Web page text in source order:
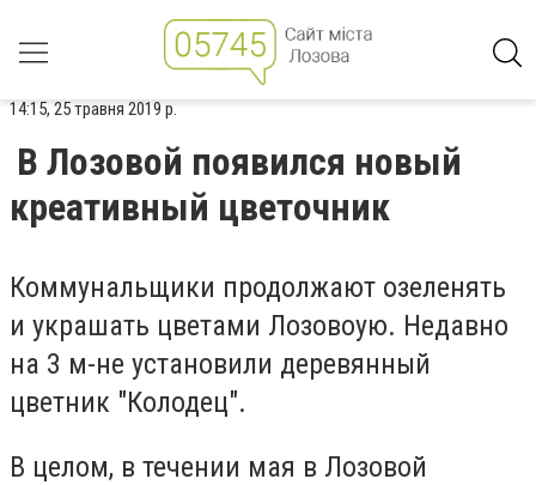
14:15, 25 травня 2019 р.
В Лозовой появился новый
креативный цветочник
Коммунальщики продолжают озеленять
и украшать цветами Лозовоую. Недавно
на 3 м-не установили деревянный
цветник "Колодец".
В целом, в течении мая в Лозовой